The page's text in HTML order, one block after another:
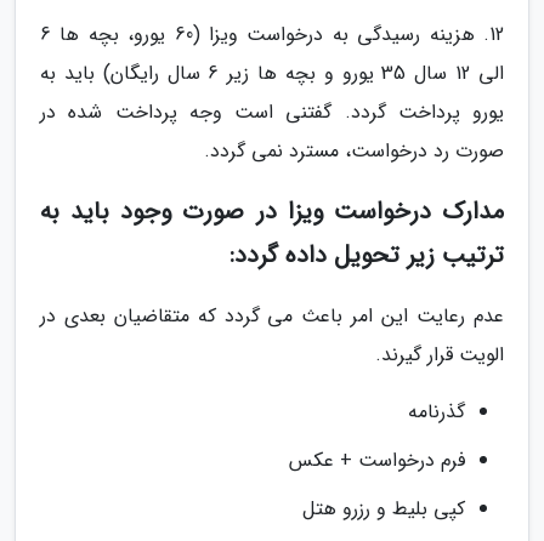
12. هزینه رسیدگی به درخواست ویزا (60 یورو، بچه ها 6
الی 12 سال 35 یورو و بچه ها زیر 6 سال رایگان) باید به
یورو پرداخت گردد. گفتنی است وجه پرداخت شده در
صورت رد درخواست، مسترد نمی گردد.
مدارک درخواست ویزا در صورت وجود باید به
ترتیب زیر تحویل داده گردد:
عدم رعایت این امر باعث می گردد که متقاضیان بعدی در
الویت قرار گیرند.
گذرنامه
فرم درخواست + عکس
کپی بلیط و رزرو هتل